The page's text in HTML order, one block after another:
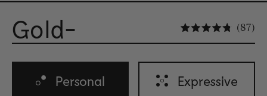
Gold- 87
Personal Expressive